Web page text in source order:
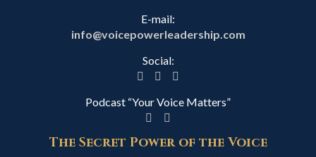
E-mail:
info@voicepowerleadership.com
Social:
Podcast “Your Voice Matters”
The Secret Power of the Voice